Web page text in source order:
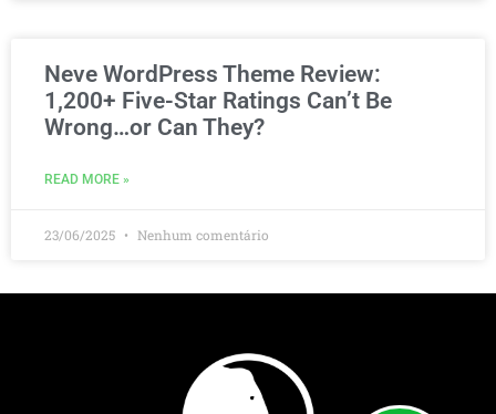
Neve WordPress Theme Review:
1,200+ Five-Star Ratings Can’t Be
Wrong…or Can They?
READ MORE »
23/06/2025 Nenhum comentário